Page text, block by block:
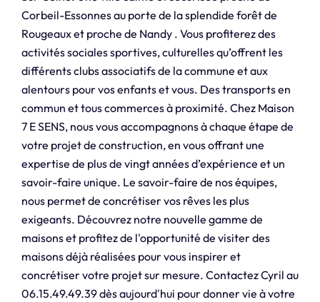
Corbeil-Essonnes au porte de la splendide forêt de
Rougeaux et proche de Nandy . Vous profiterez des
activités sociales sportives, culturelles qu’offrent les
différents clubs associatifs de la commune et aux
alentours pour vos enfants et vous. Des transports en
commun et tous commerces à proximité. Chez Maison
7 E SENS, nous vous accompagnons à chaque étape de
votre projet de construction, en vous offrant une
expertise de plus de vingt années d’expérience et un
savoir-faire unique. Le savoir-faire de nos équipes,
nous permet de concrétiser vos rêves les plus
exigeants. Découvrez notre nouvelle gamme de
maisons et profitez de l'opportunité de visiter des
maisons déjà réalisées pour vous inspirer et
concrétiser votre projet sur mesure. Contactez Cyril au
06.15.49.49.39 dès aujourd'hui pour donner vie à votre